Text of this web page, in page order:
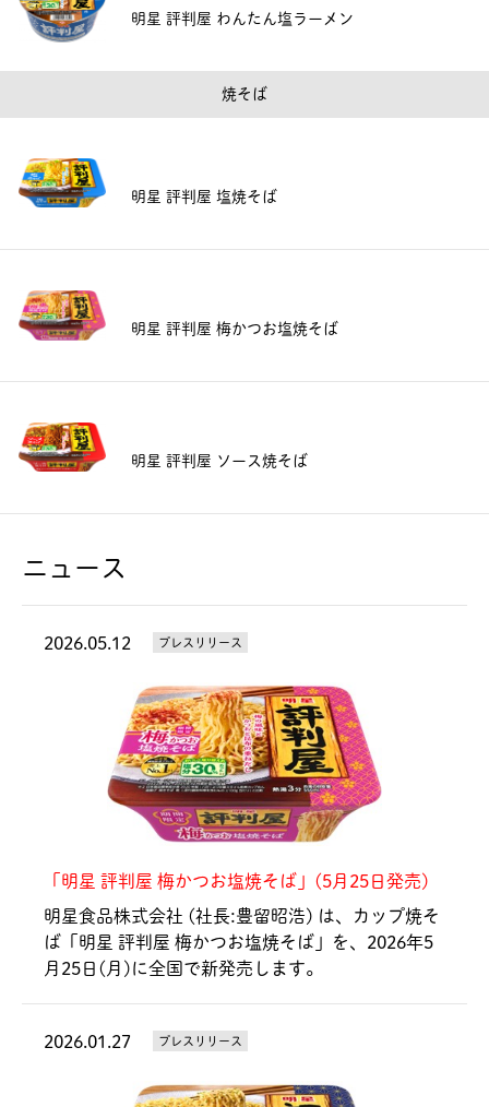
明星 評判屋 わんたん塩ラーメン
焼そば
明星 評判屋 塩焼そば
明星 評判屋 梅かつお塩焼そば
明星 評判屋 ソース焼そば
ニュース
2026.05.12 プレスリリース
「明星 評判屋 梅かつお塩焼そば​」(5月25日発売)
明星食品株式会社 (社長:豊留昭浩) は、カップ焼そ
ば「明星 評判屋 梅かつお塩焼そば​」を、2026年5
月25日(月)に全国で新発売します。
2026.01.27 プレスリリース